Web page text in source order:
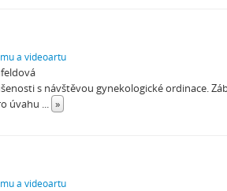
a videoartu
s návštěvou gynekologické ordinace.
úvahu ... »
a videoartu